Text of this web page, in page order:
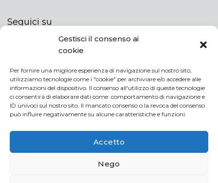
Gestisci il consenso ai
cookie
Per fornire una migliore esperienza di navigazione sul nostro sito,
utilizziamo tecnologie come i "cookie" per archiviare e/o accedere alle
informazioni del dispositivo. Il consenso all'utilizzo di queste tecnologie
ci consentirà di elaborare dati come: comportamento di navigazione e
ID univoci sul nostro sito. Il mancato consenso o la revoca del consenso
può influire negativamente su alcune caratteristiche e funzioni.
Accetto
Nego
Seguici su
ISCRIVITI ALLA NEWSLETTER
Rimani sempre aggiornato iscrivendoti alla
newsletter
NEWSLETTER
Acconsento al trattamento dei miei dati personali
If